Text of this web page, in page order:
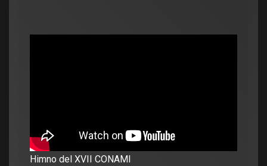
Himno del XVII CONAMI